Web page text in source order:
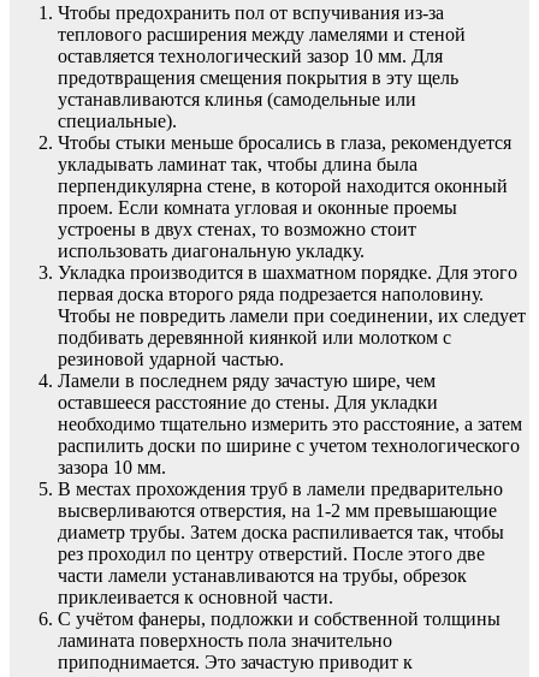
Чтобы предохранить пол от вспучивания из-за
теплового расширения между ламелями и стеной
оставляется технологический зазор 10 мм. Для
предотвращения смещения покрытия в эту щель
устанавливаются клинья (самодельные или
специальные).
Чтобы стыки меньше бросались в глаза, рекомендуется
укладывать ламинат так, чтобы длина была
перпендикулярна стене, в которой находится оконный
проем. Если комната угловая и оконные проемы
устроены в двух стенах, то возможно стоит
использовать диагональную укладку.
Укладка производится в шахматном порядке. Для этого
первая доска второго ряда подрезается наполовину.
Чтобы не повредить ламели при соединении, их следует
подбивать деревянной киянкой или молотком с
резиновой ударной частью.
Ламели в последнем ряду зачастую шире, чем
оставшееся расстояние до стены. Для укладки
необходимо тщательно измерить это расстояние, а затем
распилить доски по ширине с учетом технологического
зазора 10 мм.
В местах прохождения труб в ламели предварительно
высверливаются отверстия, на 1-2 мм превышающие
диаметр трубы. Затем доска распиливается так, чтобы
рез проходил по центру отверстий. После этого две
части ламели устанавливаются на трубы, обрезок
приклеивается к основной части.
С учётом фанеры, подложки и собственной толщины
ламината поверхность пола значительно
приподнимается. Это зачастую приводит к